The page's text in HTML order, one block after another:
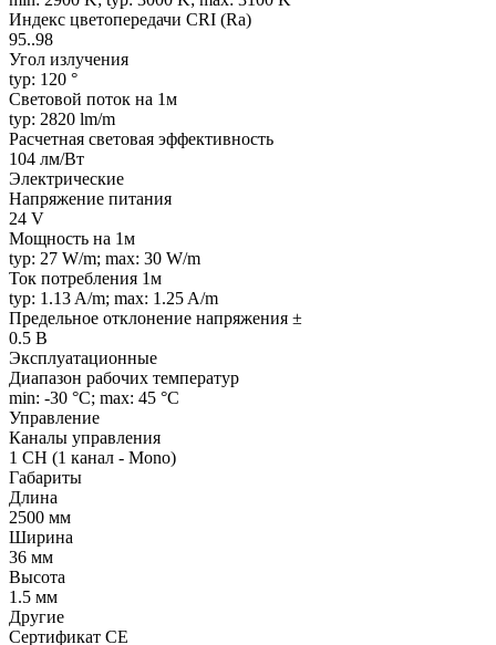
Индекс цветопередачи CRI (Ra)
95..98
Угол излучения
typ: 120 °
Световой поток на 1м
typ: 2820 lm/m
Расчетная световая эффективность
104 лм/Вт
Электрические
Напряжение питания
24 V
Мощность на 1м
typ: 27 W/m; max: 30 W/m
Ток потребления 1м
typ: 1.13 A/m; max: 1.25 A/m
Предельное отклонение напряжения ±
0.5 В
Эксплуатационные
Диапазон рабочих температур
min: -30 °C; max: 45 °C
Управление
Каналы управления
1 CH (1 канал - Mono)
Габариты
Длина
2500 мм
Ширина
36 мм
Высота
1.5 мм
Другие
Сертификат CE